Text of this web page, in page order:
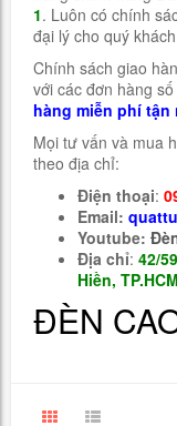
1. Luôn có chính
đại lý cho quý
Chính sách giao
với các đơn hàng
hàng miễn phí tận
Mọi tư vấn và mua
theo địa chỉ:
Điện thoại:
Email:
Youtube:
Địa chỉ: 42/
Hiền, TP.HCM
ĐÈN